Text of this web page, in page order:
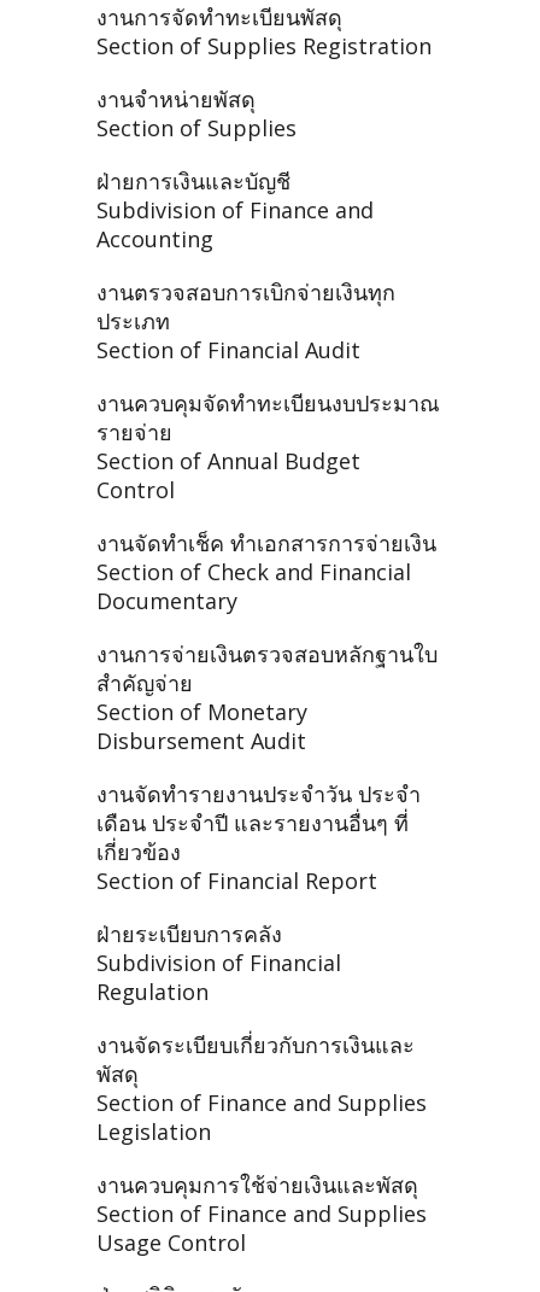
งานการจัดทำทะเบียนพัสดุ
Section of Supplies Registration
งานจำหน่ายพัสดุ
Section of Supplies
ฝ่ายการเงินและบัญชี
Subdivision of Finance and
Accounting
งานตรวจสอบการเบิกจ่ายเงินทุก
ประเภท
Section of Financial Audit
งานควบคุมจัดทำทะเบียนงบประมาณ
รายจ่าย
Section of Annual Budget
Control
งานจัดทำเช็ค ทำเอกสารการจ่ายเงิน
Section of Check and Financial
Documentary
งานการจ่ายเงินตรวจสอบหลักฐานใบ
สำคัญจ่าย
Section of Monetary
Disbursement Audit
งานจัดทำรายงานประจำวัน ประจำ
เดือน ประจำปี และรายงานอื่นๆ ที่
เกี่ยวข้อง
Section of Financial Report
ฝ่ายระเบียบการคลัง
Subdivision of Financial
Regulation
งานจัดระเบียบเกี่ยวกับการเงินและ
พัสดุ
Section of Finance and Supplies
Legislation
งานควบคุมการใช้จ่ายเงินและพัสดุ
Section of Finance and Supplies
Usage Control